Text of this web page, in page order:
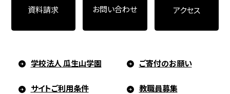
学校法人 瓜生山学園 ご寄付のお願い
サイトご利用条件 教職員募集
資料請求 お問い合わせ アクセス